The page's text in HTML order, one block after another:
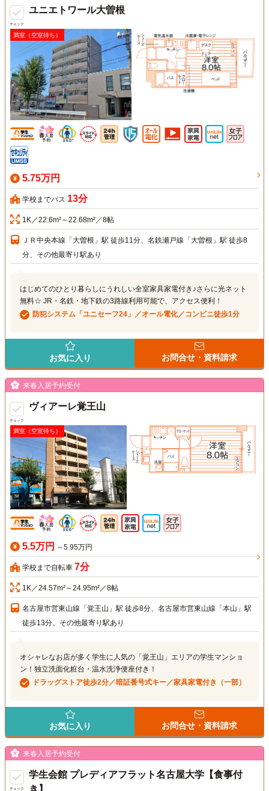
チェック
ユニエトワール大曽根
満室（空室待ち）
5.75万円
学校までバス 13分
1K／22.6m²～22.68m²／8帖
ＪＲ中央本線「大曽根」駅 徒歩11分、名鉄瀬戸線「大曽根」駅 徒歩8
分、その他最寄り駅あり
はじめてのひとり暮らしにうれしい全室家具家電付き♪さらに光ネット
無料☆ JR・名鉄・地下鉄の3路線利用可能で、アクセス便利！
防犯システム「ユニセーフ24」／オール電化／コンビニ徒歩1分
お気に入り お問合せ・資料請求
チェック
来春入居予約受付
ヴィアーレ覚王山
満室（空室待ち）
5.5万円 ～5.95万円
学校まで自転車 7分
1K／24.57m²～24.95m²／8帖
名古屋市営東山線「覚王山」駅 徒歩8分、名古屋市営東山線「本山」駅
徒歩13分、その他最寄り駅あり
オシャレなお店が多く学生に人気の「覚王山」エリアの学生マンショ
ン！独立洗面化粧台・温水洗浄便座付き！
ドラッグストア徒歩2分／暗証番号式キー／家具家電付き（一部）
お気に入り お問合せ・資料請求
チェック
来春入居予約受付
学生会館 プレディアフラット名古屋大学【食事付
き】